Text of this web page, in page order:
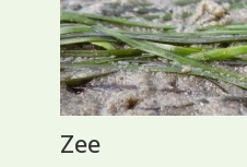
Zee